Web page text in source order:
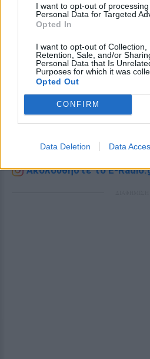
I want to opt-out of
Personal Data for Targeted
Opted In
I want to opt-out of Collection,
Retention, Sale, and/or
Personal Data that Is
Purposes for which it was
Opted Out
CONFIRM
Data Deletion Data
Ακολουθήστε το E-
και μάθετε πρώτοι
ειδήσεων του E-Daily.gr
Ακολουθήστε το E-